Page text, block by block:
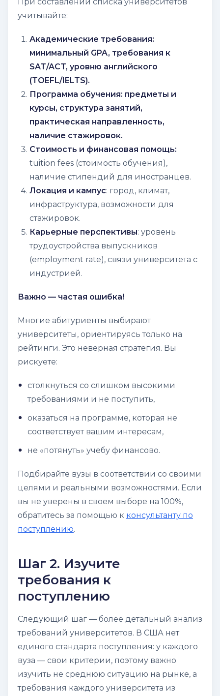
учитывайте:
Академические требования:
минимальный GPA, требования к
SAT/ACT, уровню английского
(TOEFL/IELTS).
Программа обучения: предметы и
курсы, структура занятий,
практическая направленность,
наличие стажировок.
Стоимость и финансовая помощь:
tuition fees (стоимость обучения),
наличие стипендий для иностранцев.
Локация и кампус: город, климат,
инфраструктура, возможности для
стажировок.
Карьерные перспективы: уровень
трудоустройства выпускников
(employment rate), связи университета с
индустрией.
Важно — частая ошибка!
Многие абитуриенты выбирают
университеты, ориентируясь только на
рейтинги. Это неверная стратегия. Вы
рискуете:
столкнуться со слишком высокими
требованиями и не поступить,
оказаться на программе, которая не
соответствует вашим интересам,
не «потянуть» учебу финансово.
Подбирайте вузы в соответствии со своими
целями и реальными возможностями. Если
вы не уверены в своем выборе на 100%,
обратитесь за помощью к консультанту по
поступлению.
Шаг 2. Изучите
требования к
поступлению
Следующий шаг — более детальный анализ
требований университетов. В США нет
единого стандарта поступления: у каждого
вуза — свои критерии, поэтому важно
изучить не среднюю ситуацию на рынке, а
требования каждого университета из